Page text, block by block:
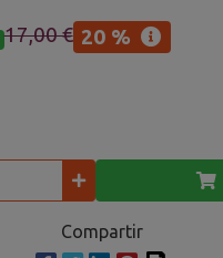
17,00 € 20 %
Compartir